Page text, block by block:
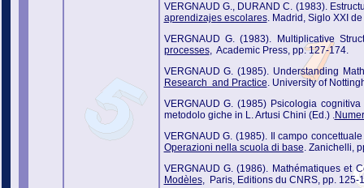
VERGNAUD G., DURAND C. (1983).
aprendizajes escolares. Madrid, Siglo XXI
VERGNAUD G. (1983). Multiplicative
processes, Academic Press, pp. 127-174.
VERGNAUD G. (1985). Understanding
Research and Practice. University of
VERGNAUD G. (1985) Psicologia
metodolo giche in L. Artusi Chini (Ed.) .
VERGNAUD G. (1985). Il campo
Operazioni nella scuola di base. Zanichelli,
VERGNAUD G. (1986). Mathématiques
Modèles, Paris, Editions du CNRS, pp. 125-